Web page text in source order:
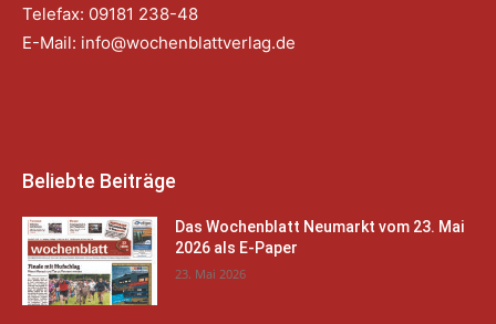
Telefax: 09181 238-48
E-Mail: info@wochenblattverlag.de
Beliebte Beiträge
Das Wochenblatt Neumarkt vom 23. Mai
2026 als E-Paper
23. Mai 2026